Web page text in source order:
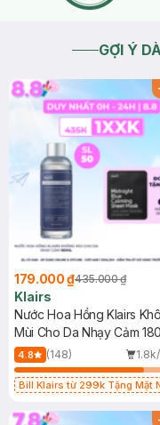
GỢI Ý
179.000 ₫435.000 ₫
Klairs
Nước Hoa Hồng Klairs
Mùi Cho Da Nhạy Cảm
4.8 (148)
Bill Klairs từ 299k Tặng Mặt
25ml (SL Có Hạn)